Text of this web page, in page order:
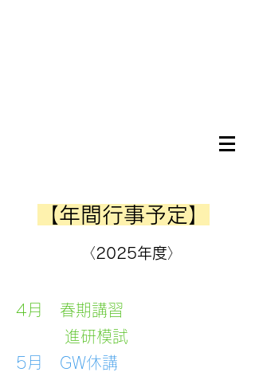
【年間行事予定】
〈2025年度〉
4月 春期講習
進研模試
5月 GW休講